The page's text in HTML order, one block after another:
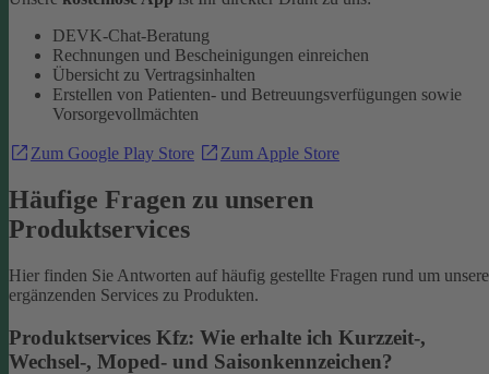
DEVK-Chat-Beratung
Rechnungen und Bescheinigungen einreichen
Übersicht zu Vertragsinhalten
Erstellen von Patienten- und Betreuungsverfügungen sowie
Vorsorgevollmächten
Zum Google Play Store Zum Apple Store
Häufige Fragen zu unseren
Produktservices
Hier finden Sie Antworten auf häufig gestellte Fragen rund um unsere
ergänzenden Services zu Produkten.
Produktservices Kfz: Wie erhalte ich Kurzzeit-,
Wechsel-, Moped- und Saisonkennzeichen?